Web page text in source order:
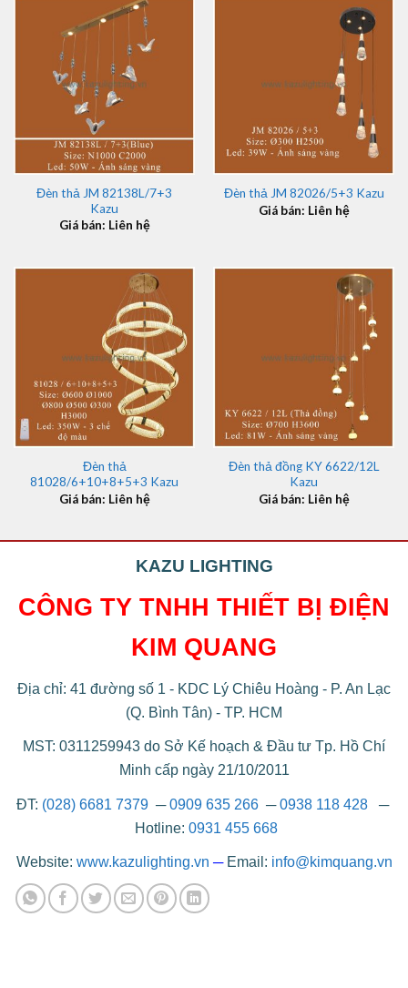
Đèn thả JM 82138L/7+3
Kazu
Giá bán: Liên hệ
Đèn thả JM 82026/5+3 Kazu
Giá bán: Liên hệ
Đèn thả
81028/6+10+8+5+3 Kazu
Giá bán: Liên hệ
Đèn thả đồng KY 6622/12L
Kazu
Giá bán: Liên hệ
KAZU LIGHTING
CÔNG TY TNHH THIẾT BỊ ĐIỆN
KIM QUANG
Địa chỉ: 41 đường số 1 - KDC Lý Chiêu Hoàng - P. An Lạc
(Q. Bình Tân) - TP. HCM
MST: 0311259943 do Sở Kế hoạch & Đầu tư Tp. Hồ Chí
Minh cấp ngày 21/10/2011
ĐT: (028) 6681 7379 ─0909 635 266─0938 118 428─
Hotline: 0931 455 668
Website: www.kazulighting.vn ─ Email: info@kimquang.vn